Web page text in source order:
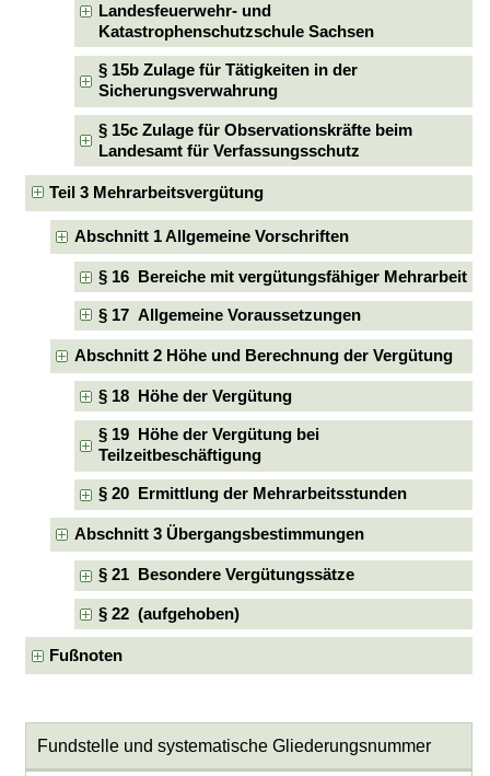
Landesfeuerwehr- und
Katastrophenschutzschule Sachsen
§ 15b Zulage für Tätigkeiten in der
Sicherungsverwahrung
§ 15c Zulage für Observationskräfte beim
Landesamt für Verfassungsschutz
Teil 3 Mehrarbeitsvergütung
Abschnitt 1 Allgemeine Vorschriften
§ 16 Bereiche mit vergütungsfähiger Mehrarbeit
§ 17 Allgemeine Voraussetzungen
Abschnitt 2 Höhe und Berechnung der Vergütung
§ 18 Höhe der Vergütung
§ 19 Höhe der Vergütung bei
Teilzeitbeschäftigung
§ 20 Ermittlung der Mehrarbeitsstunden
Abschnitt 3 Übergangsbestimmungen
§ 21 Besondere Vergütungssätze
§ 22 (aufgehoben)
Fußnoten
Fundstelle und systematische Gliederungsnummer